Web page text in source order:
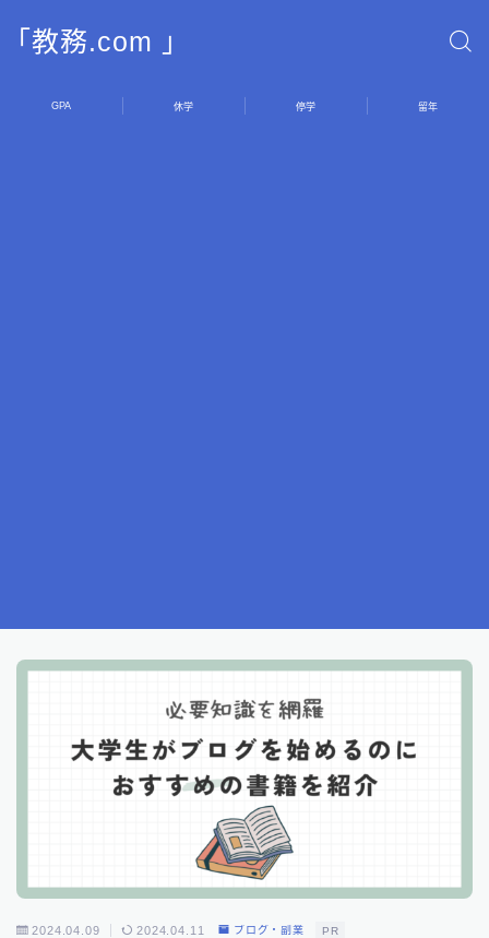
「教務.com 」
GPA 休学 停学 留年
2024.04.09 2024.04.11 ブログ・副業 PR